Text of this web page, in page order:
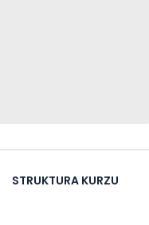
STRUKTURA KURZU